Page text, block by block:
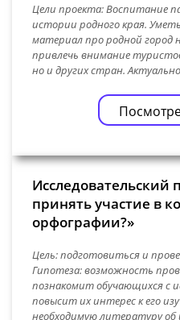
Цели проекта: Воспитание
истории родного края.
материал про родной город
привлечь внимание
но и других стран.
Исследовательский
принять участие в
орфографии?»
Цель: подготовиться и
Гипотеза: возможность
познакомит обучающихся с
повысит их интерес к его
необходимую литературу